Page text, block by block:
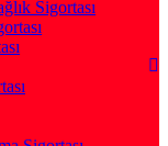
Sigortası